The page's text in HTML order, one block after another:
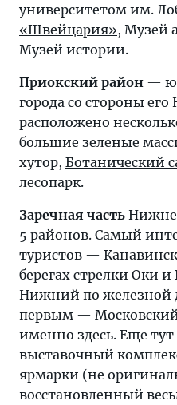
университетом им.
«Швейцария», Музей
Музей истории.
Приокский район —
города со стороны его
расположено
большие зеленые
хутор, Ботанический
лесопарк.
Заречная часть
5 районов. Самый
туристов —
берегах стрелки Оки
Нижний по железной
первым — Московский
именно здесь. Еще тут
выставочный
ярмарки (не
восстановленный